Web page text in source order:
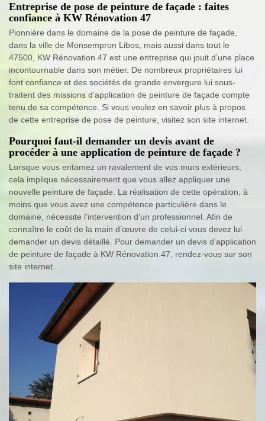
Entreprise de pose de peinture de façade : faites
confiance à KW Rénovation 47
Pionnière dans le domaine de la pose de peinture de façade,
dans la ville de Monsempron Libos, mais aussi dans tout le
47500, KW Rénovation 47 est une entreprise qui jouit d’une place
incontournable dans son métier. De nombreux propriétaires lui
font confiance et des sociétés de grande envergure lui sous-
traitent des missions d’application de peinture de façade compte
tenu de sa compétence. Si vous voulez en savoir plus à propos
de cette entreprise de pose de peinture, visitez son site internet.
Pourquoi faut-il demander un devis avant de
procéder à une application de peinture de façade ?
Lorsque vous entamez un ravalement de vos murs extérieurs,
cela implique nécessairement que vous allez appliquer une
nouvelle peinture de façade. La réalisation de cette opération, à
moins que vous avez une compétence particulière dans le
domaine, nécessite l’intervention d’un professionnel. Afin de
connaître le coût de la main d’œuvre de celui-ci vous devez lui
demander un devis détaillé. Pour demander un devis d’application
de peinture de façade à KW Rénovation 47, rendez-vous sur son
site internet.